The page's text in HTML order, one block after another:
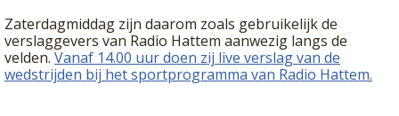
Zaterdagmiddag zijn daarom zoals gebruikelijk de
verslaggevers van Radio Hattem aanwezig langs de
velden. Vanaf 14.00 uur doen zij live verslag van de
wedstrijden bij het sportprogramma van Radio Hattem.